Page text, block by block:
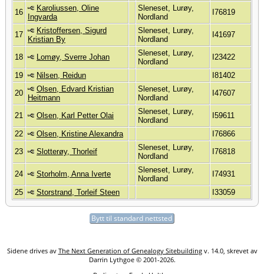
16
Karoliussen, Oline
Ingvarda
Sleneset, Lurøy,
Nordland
I76819
17
Kristoffersen, Sigurd
Kristian By
Sleneset, Lurøy,
Nordland
I41697
18 Lomøy, Sverre Johan
Sleneset, Lurøy,
Nordland
I23422
19 Nilsen, Reidun
I81402
20
Olsen, Edvard Kristian
Heitmann
Sleneset, Lurøy,
Nordland
I47607
21 Olsen, Karl Petter Olai
Sleneset, Lurøy,
Nordland
I59611
22 Olsen, Kristine Alexandra
I76866
23
Slotterøy, Thorleif
Sleneset, Lurøy,
Nordland
I76818
24 Storholm, Anna Iverte
Sleneset, Lurøy,
Nordland
I74931
25 Storstrand, Torleif Steen I33059
Bytt til standard nettsted
Sidene drives av The Next Generation of Genealogy Sitebuildingv. 14.0, skrevet av
Darrin Lythgoe © 2001-2026.